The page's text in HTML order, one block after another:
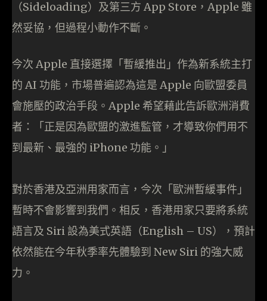
（Sideloading）及第三方 App Store，Apple 雖
然妥協，但過程小動作不斷。
今次 Apple 直接選擇「暫緩推出」作為新系統主打
的 AI 功能，市場普遍認為這是 Apple 向歐盟委員
會施壓的政治手段。Apple 希望藉此告訴歐洲消費
者：「正是因為歐盟的激進監管，才導致你們用不
到最新、最強的 iPhone 功能。」
對於香港及亞洲用家而言，今次「歐洲暫緩事件」
暫時不會影響到我們。相反，香港用家只要將系統
語言及 Siri 設為美式英語（English – US），預計
依然能在今年秋季率先體驗到 New Siri 的強大威
力。